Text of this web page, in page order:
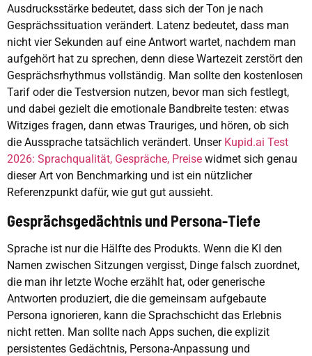
Ausdrucksstärke bedeutet, dass sich der Ton je nach
Gesprächssituation verändert. Latenz bedeutet, dass man
nicht vier Sekunden auf eine Antwort wartet, nachdem man
aufgehört hat zu sprechen, denn diese Wartezeit zerstört den
Gesprächsrhythmus vollständig. Man sollte den kostenlosen
Tarif oder die Testversion nutzen, bevor man sich festlegt,
und dabei gezielt die emotionale Bandbreite testen: etwas
Witziges fragen, dann etwas Trauriges, und hören, ob sich
die Aussprache tatsächlich verändert. Unser Kupid.ai Test
2026: Sprachqualität, Gespräche, Preise widmet sich genau
dieser Art von Benchmarking und ist ein nützlicher
Referenzpunkt dafür, wie gut gut aussieht.
Gesprächsgedächtnis und Persona-Tiefe
Sprache ist nur die Hälfte des Produkts. Wenn die KI den
Namen zwischen Sitzungen vergisst, Dinge falsch zuordnet,
die man ihr letzte Woche erzählt hat, oder generische
Antworten produziert, die die gemeinsam aufgebaute
Persona ignorieren, kann die Sprachschicht das Erlebnis
nicht retten. Man sollte nach Apps suchen, die explizit
persistentes Gedächtnis, Persona-Anpassung und